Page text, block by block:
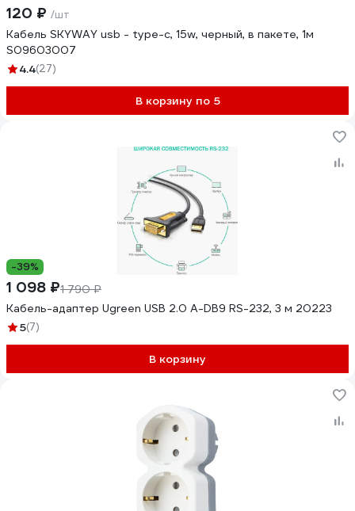
120 ₽ /шт
Кабель SKYWAY usb - type-c, 15w, черный, в пакете, 1м
S09603007
4.4(27)
В корзину по 5
-39%
1 098 ₽1 790 ₽
Кабель-адаптер Ugreen USB 2.0 A-DB9 RS-232, 3 м 20223
5(7)
В корзину